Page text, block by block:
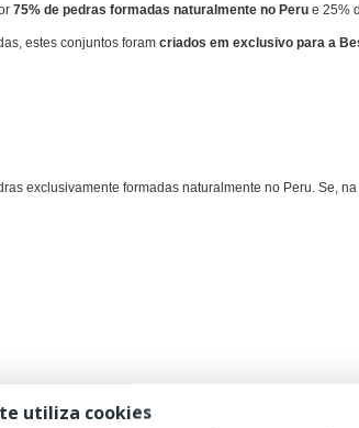
75% de pedras formadas naturalmente no Peru e 25%
, estes conjuntos foram criados em exclusivo para a
exclusivamente formadas naturalmente no Peru. Se,
o seu percurso como terapeuta de pedras quentes.
um preço muito razoável. Este conjunto para
utiliza cookies